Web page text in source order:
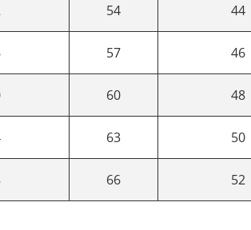
54 44
57 46
60 48
63 50
66 52